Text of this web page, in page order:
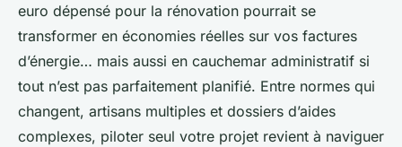
monopropriété : tout savoir
Liam•17 février 2026•7 min de lecture
euro dépensé pour la rénovation pourrait se
transformer en économies réelles sur vos factures
d’énergie… mais aussi en cauchemar administratif si
tout n’est pas parfaitement planifié. Entre normes qui
changent, artisans multiples et dossiers d’aides
complexes, piloter seul votre projet revient à naviguer